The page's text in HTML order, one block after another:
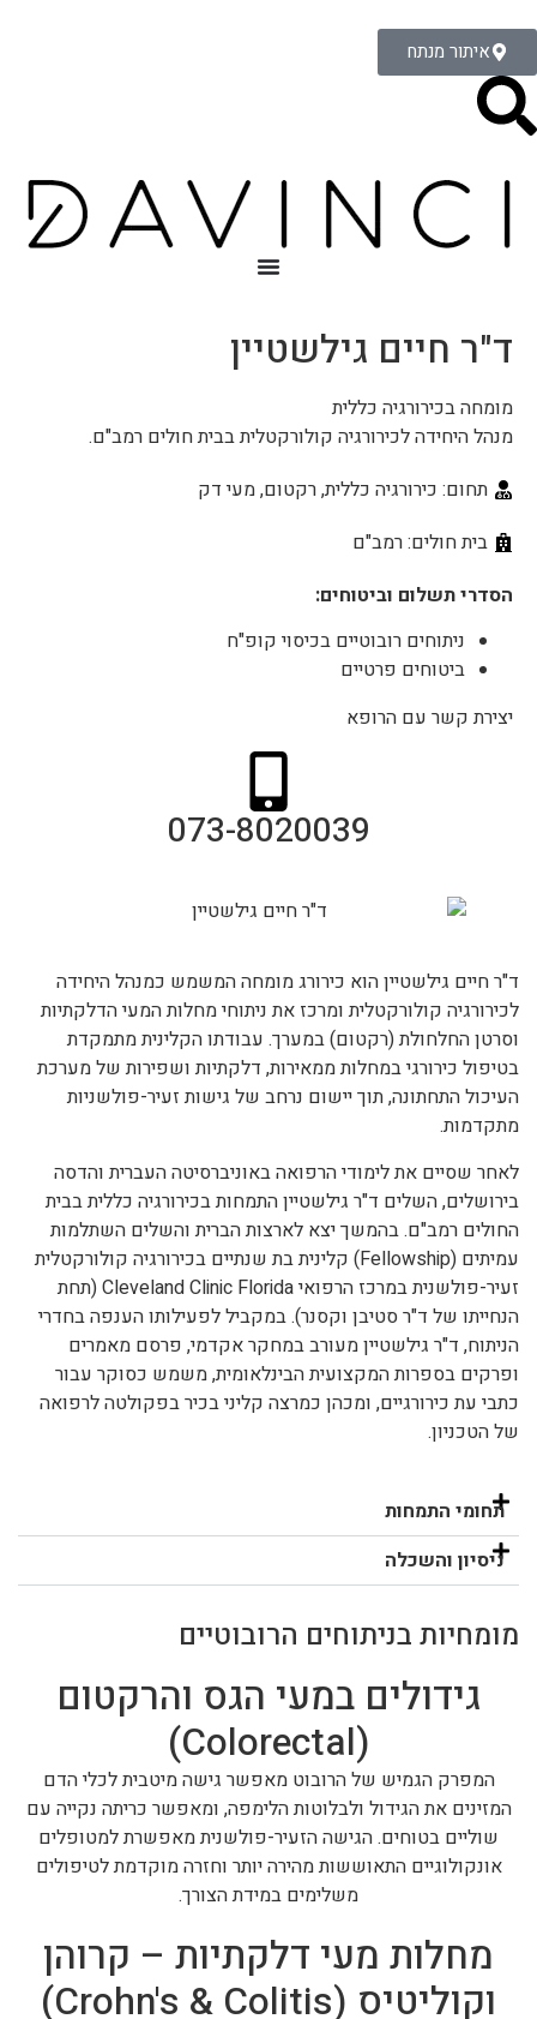
איתור מנתח
ד"ר חיים גילשטיין
מומחה בכירורגיה כללית
מנהל היחידה לכירורגיה קולורקטלית בבית חולים רמב"ם.
תחום: כירורגיה כללית, רקטום, מעי דק
בית חולים: רמב"ם
הסדרי תשלום וביטוחים:
ניתוחים רובוטיים בכיסוי קופ"ח
ביטוחים פרטיים
יצירת קשר עם הרופא
073-8020039
ד"ר חיים גילשטיין הוא כירורג מומחה המשמש כמנהל היחידה
לכירורגיה קולורקטלית ומרכז את ניתוחי מחלות המעי הדלקתיות
וסרטן החלחולת (רקטום) במערך. עבודתו הקלינית מתמקדת
בטיפול כירורגי במחלות ממאירות, דלקתיות ושפירות של מערכת
העיכול התחתונה, תוך יישום נרחב של גישות זעיר-פולשניות
מתקדמות.
לאחר שסיים את לימודי הרפואה באוניברסיטה העברית והדסה
בירושלים, השלים ד"ר גילשטיין התמחות בכירורגיה כללית בבית
החולים רמב"ם. בהמשך יצא לארצות הברית והשלים השתלמות
עמיתים (Fellowship) קלינית בת שנתיים בכירורגיה קולורקטלית
זעיר-פולשנית במרכז הרפואי Cleveland Clinic Florida (תחת
הנחייתו של ד"ר סטיבן וקסנר). במקביל לפעילותו הענפה בחדרי
הניתוח, ד"ר גילשטיין מעורב במחקר אקדמי, פרסם מאמרים
ופרקים בספרות המקצועית הבינלאומית, משמש כסוקר עבור
כתבי עת כירורגיים, ומכהן כמרצה קליני בכיר בפקולטה לרפואה
של הטכניון.
תחומי התמחות
ניסיון והשכלה
מומחיות בניתוחים הרובוטיים
גידולים במעי הגס והרקטום
(Colorectal)
המפרק הגמיש של הרובוט מאפשר גישה מיטבית לכלי הדם
המזינים את הגידול ולבלוטות הלימפה, ומאפשר כריתה נקייה עם
שוליים בטוחים. הגישה הזעיר-פולשנית מאפשרת למטופלים
אונקולוגיים התאוששות מהירה יותר וחזרה מוקדמת לטיפולים
משלימים במידת הצורך.
מחלות מעי דלקתיות – קרוהן
וקוליטיס (Crohn's & Colitis)